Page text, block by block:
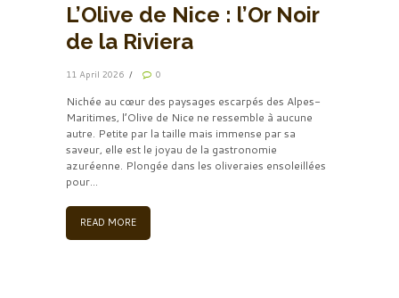
L’Olive de Nice : l’Or Noir
de la Riviera
11 April 2026 0
Nichée au cœur des paysages escarpés des Alpes-
Maritimes, l’Olive de Nice ne ressemble à aucune
autre. Petite par la taille mais immense par sa
saveur, elle est le joyau de la gastronomie
azuréenne. Plongée dans les oliveraies ensoleillées
pour...
READ MORE